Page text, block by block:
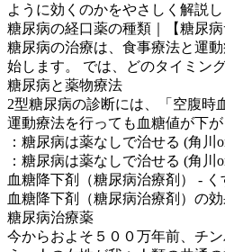
ように効くのかをやさしく解説し
糖尿病の経口薬の種類｜【糖尿病
糖尿病の治療は、食事療法と運
始します。 では、どのタイミン
糖尿病と薬物療法
2型糖尿病の診断には、「空腹時
運動療法を行っても血糖値が下
：糖尿病は薬なしで治せる (角川
：糖尿病は薬なしで治せる (角川
血糖降下剤（糖尿病治療剤） -
血糖降下剤（糖尿病治療剤）の
糖尿病治療薬
今からおよそ５００万年前、チ